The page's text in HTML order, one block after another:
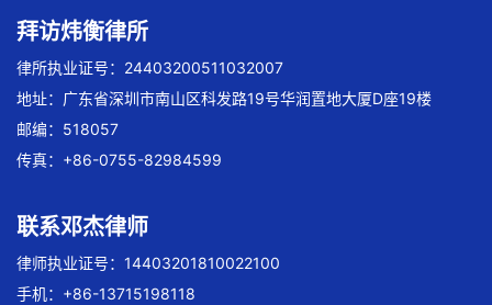
拜访炜衡律所
律所执业证号：24403200511032007
地址：广东省深圳市南山区科发路19号华润置地大厦D座19楼
邮编：518057
传真：+86-0755-82984599
联系邓杰律师
律师执业证号：14403201810022100
手机：+86-13715198118